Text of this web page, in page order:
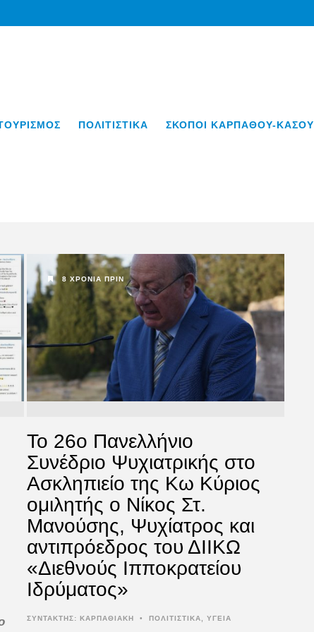
ΠΟΛΙΤΙΣΤΙΚΑ ΣΚΟΠΟΙ ΚΑΡΠΑΘΟΥ-ΚΑΣΟΥ
8 ΧΡΌΝΙΑ ΠΡΙΝ
Το 26ο Πανελλήνιο
Συνέδριο Ψυχιατρικής στο
Ασκληπιείο της Κω Κύριος
ομιλητής ο Νίκος Στ.
Μανούσης, Ψυχίατρος και
αντιπρόεδρος του ΔΙΙΚΩ
«Διεθνούς Ιπποκρατείου
Ιδρύματος»
ΣΥΝΤΆΚΤΗΣ: ΚΑΡΠΑΘΙΑΚΗ • ΠΟΛΙΤΙΣΤΙΚΑ ΥΓΕΙΑ